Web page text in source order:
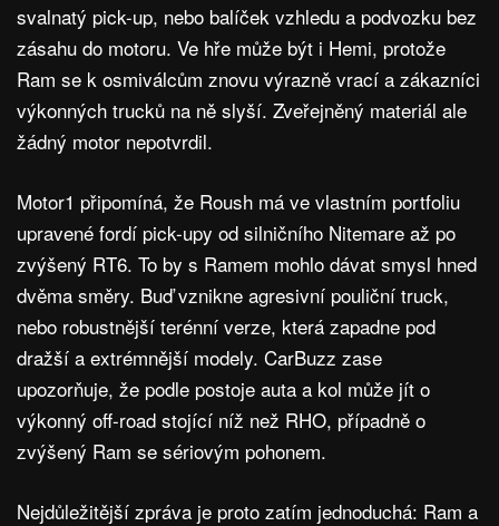
svalnatý pick-up, nebo balíček vzhledu a podvozku bez
zásahu do motoru. Ve hře může být i Hemi, protože
Ram se k osmiválcům znovu výrazně vrací a zákazníci
výkonných trucků na ně slyší. Zveřejněný materiál ale
žádný motor nepotvrdil.
Motor1 připomíná, že Roush má ve vlastním portfoliu
upravené fordí pick-upy od silničního Nitemare až po
zvýšený RT6. To by s Ramem mohlo dávat smysl hned
dvěma směry. Buď vznikne agresivní pouliční truck,
nebo robustnější terénní verze, která zapadne pod
dražší a extrémnější modely. CarBuzz zase
upozorňuje, že podle postoje auta a kol může jít o
výkonný off-road stojící níž než RHO, případně o
zvýšený Ram se sériovým pohonem.
Nejdůležitější zpráva je proto zatím jednoduchá: Ram a